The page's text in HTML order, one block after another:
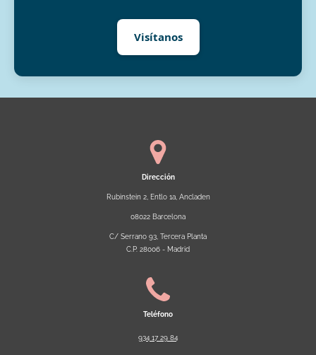
Visítanos
Dirección
Rubinstein 2, Entlo 1a, Ancladen
08022 Barcelona
C/ Serrano 93, Tercera Planta
C.P. 28006 - Madrid
Teléfono
934 17 29 84